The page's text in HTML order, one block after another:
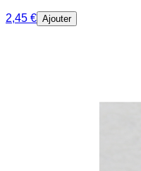
2,45 € Ajouter